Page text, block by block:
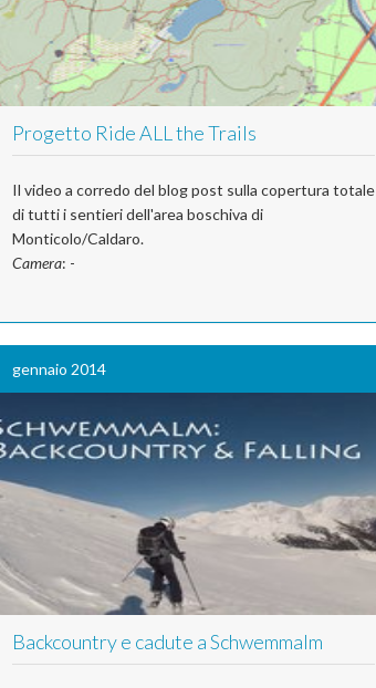
Progetto Ride ALL the Trails
Il video a corredo del blog post sulla copertura totale
di tutti i sentieri dell'area boschiva di
Monticolo/Caldaro.
Camera: -
gennaio 2014
Backcountry e cadute a Schwemmalm